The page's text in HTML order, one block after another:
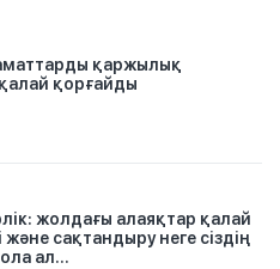
қаржылық
қорғайды
жолдағы алаяқтар қалай
және сақтандыру неге сіздің
ал...